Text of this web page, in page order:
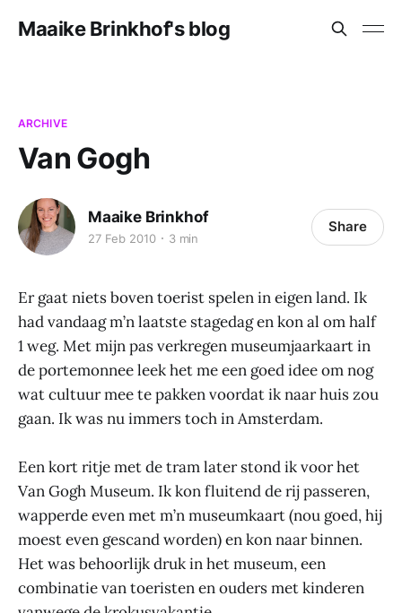
Maaike Brinkhof's blog
ARCHIVE
Van Gogh
Maaike Brinkhof
27 Feb 2010 3 min
Share
Er gaat niets boven toerist spelen in eigen land. Ik
had vandaag m’n laatste stagedag en kon al om half
1 weg. Met mijn pas verkregen museumjaarkaart in
de portemonnee leek het me een goed idee om nog
wat cultuur mee te pakken voordat ik naar huis zou
gaan. Ik was nu immers toch in Amsterdam.
Een kort ritje met de tram later stond ik voor het
Van Gogh Museum. Ik kon fluitend de rij passeren,
wapperde even met m’n museumkaart (nou goed, hij
moest even gescand worden) en kon naar binnen.
Het was behoorlijk druk in het museum, een
combinatie van toeristen en ouders met kinderen